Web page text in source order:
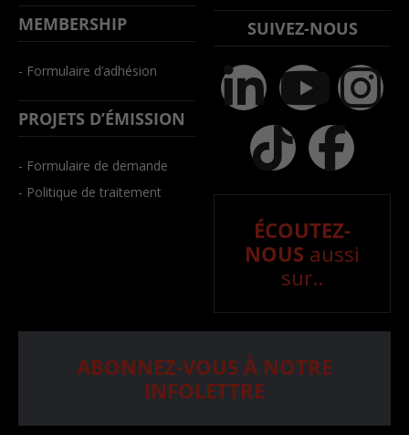
MEMBERSHIP
- Formulaire d’adhésion
PROJETS D’ÉMISSION
- Formulaire de demande
- Politique de traitement
SUIVEZ-NOUS
ÉCOUTEZ-
NOUS aussi
sur..
ABONNEZ-VOUS À NOTRE
INFOLETTRE